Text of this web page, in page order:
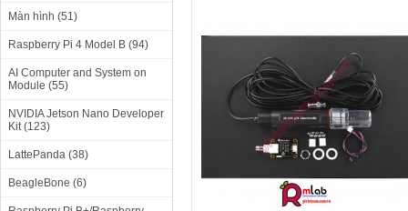
Màn hình (51)
Raspberry Pi 4 Model B (94)
AI Computer and System on
Module (55)
NVIDIA Jetson Nano Developer
Kit (123)
LattePanda (38)
BeagleBone (6)